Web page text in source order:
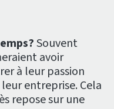
Souvent
avoir
à leur passion
entreprise. Cela
repose sur une